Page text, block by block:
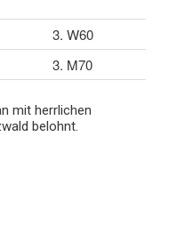
3. W60
3. M70
mit herrlichen
belohnt.